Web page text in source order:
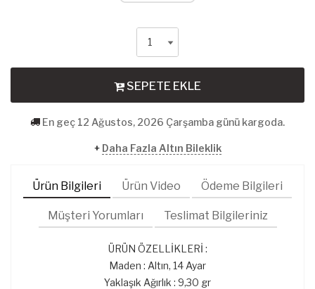
SEPETE EKLE
En geç 12 Ağustos, 2026 Çarşamba günü kargoda.
+ Daha Fazla Altın Bileklik
Ürün Bilgileri Ürün Video Ödeme Bilgileri
Müşteri Yorumları Teslimat Bilgileriniz
ÜRÜN ÖZELLİKLERİ :
Maden : Altın, 14 Ayar
Yaklaşık Ağırlık : 9,30 gr